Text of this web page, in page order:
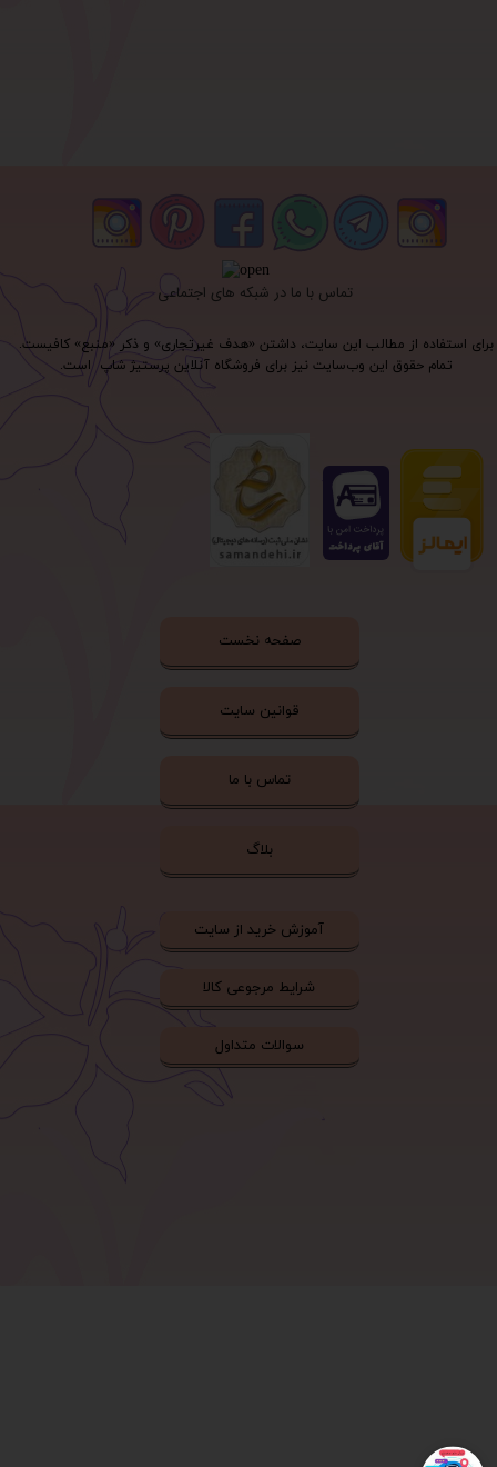
برای استفاده از مطالب این سایت، داشتن «هدف غیرتجاری» و ذکر «منبع» کافیست.
تمام حقوق اين وب‌سايت نیز برای فروشگاه آنلاین پرستیژ شاپ است.
تماس با ما در شبکه های اجتماعی
صفحه نخست
قوانین سایت
تماس با ما
بلاگ
آموزش خرید از سایت
شرایط مرجوعی کالا
سوالات متداول